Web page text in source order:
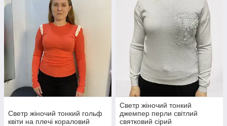
Светр жіночий тонкий гольф
квіти на плечі кораловий
Светр жіночий тонкий
джемпер перли світлий
святковий сірий